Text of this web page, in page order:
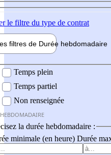
le filtre du type de contrat
filtres de Durée hebdomadaire
Temps plein
Temps partiel
Non renseignée
la durée hebdomadaire :
minimale (en heure) Durée